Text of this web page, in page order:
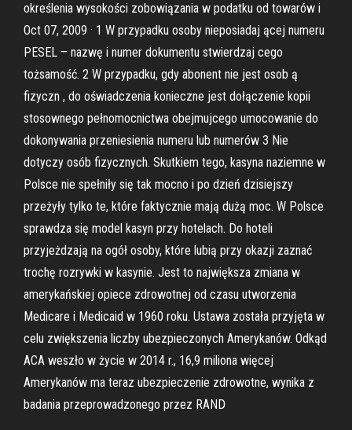
określenia wysokości zobowiązania w podatku od towarów i
Oct 07, 2009 · 1 W przypadku osoby nieposiadaj ącej numeru
PESEL – nazwę i numer dokumentu stwierdzaj cego
tożsamość. 2 W przypadku, gdy abonent nie jest osob ą
fizyczn , do oświadczenia konieczne jest dołączenie kopii
stosownego pełnomocnictwa obejmujcego umocowanie do
dokonywania przeniesienia numeru lub numerów 3 Nie
dotyczy osób fizycznych. Skutkiem tego, kasyna naziemne w
Polsce nie spełniły się tak mocno i po dzień dzisiejszy
przeżyły tylko te, które faktycznie mają dużą moc. W Polsce
sprawdza się model kasyn przy hotelach. Do hoteli
przyjeżdzają na ogół osoby, które lubią przy okazji zaznać
trochę rozrywki w kasynie. Jest to największa zmiana w
amerykańskiej opiece zdrowotnej od czasu utworzenia
Medicare i Medicaid w 1960 roku. Ustawa została przyjęta w
celu zwiększenia liczby ubezpieczonych Amerykanów. Odkąd
ACA weszło w życie w 2014 r., 16,9 miliona więcej
Amerykanów ma teraz ubezpieczenie zdrowotne, wynika z
badania przeprowadzonego przez RAND